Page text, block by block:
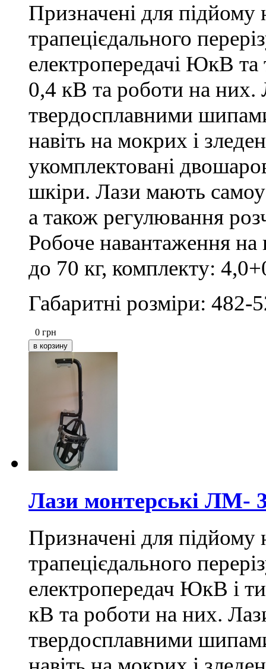
Призначені для підйому
трапецієдального
електропередачі ЮкВ та
0,4 кВ та роботи на них.
твердосплавними
навіть на мокрих і
укомплектовані
шкіри. Лази мають
а також регулювання
Робоче навантаження на
до 70 кг, комплекту:
Габаритні розміри:
0 грн
Лази монтерські ЛМ-
Призначені для підйому
трапецієдального
електропередач ЮкВ і
кВ та роботи на них.
твердосплавними